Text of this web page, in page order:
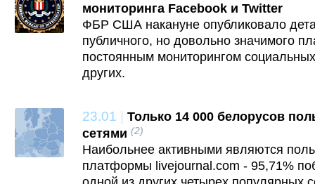
мониторинга Facebook и Twitter
ФБР США накануне опубликовало
публичного, но довольно значимого
постоянным мониторингом
других.
23.01 | Только 14 000 белорусов
сетями (2)
Наибольнее активными являются
платформы livejournal.com - 95,71%